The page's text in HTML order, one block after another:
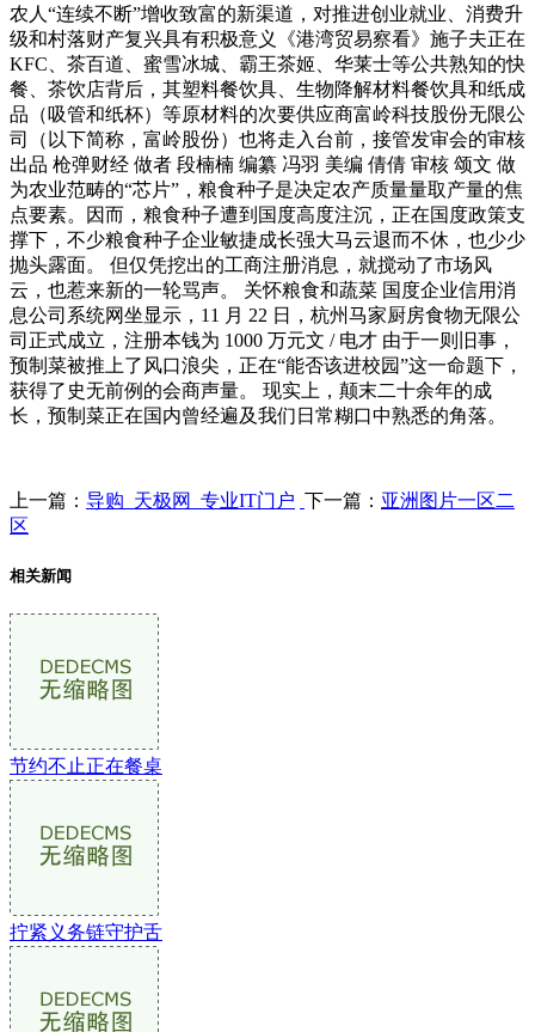
农人“连续不断”增收致富的新渠道，对推进创业就业、消费升
级和村落财产复兴具有积极意义《港湾贸易察看》施子夫正在
KFC、茶百道、蜜雪冰城、霸王茶姬、华莱士等公共熟知的快
餐、茶饮店背后，其塑料餐饮具、生物降解材料餐饮具和纸成
品（吸管和纸杯）等原材料的次要供应商富岭科技股份无限公
司（以下简称，富岭股份）也将走入台前，接管发审会的审核
出品 枪弹财经 做者 段楠楠 编纂 冯羽 美编 倩倩 审核 颂文 做
为农业范畴的“芯片”，粮食种子是决定农产质量量取产量的焦
点要素。因而，粮食种子遭到国度高度注沉，正在国度政策支
撑下，不少粮食种子企业敏捷成长强大马云退而不休，也少少
抛头露面。 但仅凭挖出的工商注册消息，就搅动了市场风
云，也惹来新的一轮骂声。 关怀粮食和蔬菜 国度企业信用消
息公司系统网坐显示，11 月 22 日，杭州马家厨房食物无限公
司正式成立，注册本钱为 1000 万元文 / 电才 由于一则旧事，
预制菜被推上了风口浪尖，正在“能否该进校园”这一命题下，
获得了史无前例的会商声量。 现实上，颠末二十余年的成
长，预制菜正在国内曾经遍及我们日常糊口中熟悉的角落。
上一篇： 导购_天极网_专业IT门户 下一篇： 亚洲图片一区二
区
相关新闻
节约不止正在餐桌
拧紧义务链守护舌